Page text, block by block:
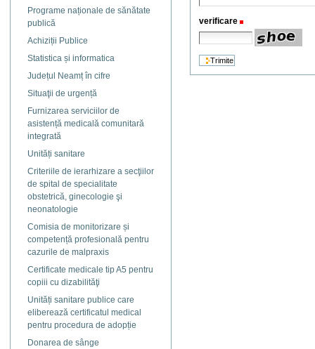
Programe naționale de sănătate
publică
Achiziții Publice
Statistica și informatica
Județul Neamț în cifre
Situaţii de urgență
Furnizarea serviciilor de
asistență medicală comunitară
integrată
Unități sanitare
Criteriile de ierarhizare a secţiilor
de spital de specialitate
obstetrică, ginecologie şi
neonatologie
Comisia de monitorizare și
competență profesională pentru
cazurile de malpraxis
Certificate medicale tip A5 pentru
copiii cu dizabilităţi
Unități sanitare publice care
eliberează certificatul medical
pentru procedura de adopție
Donarea de sânge
verificare